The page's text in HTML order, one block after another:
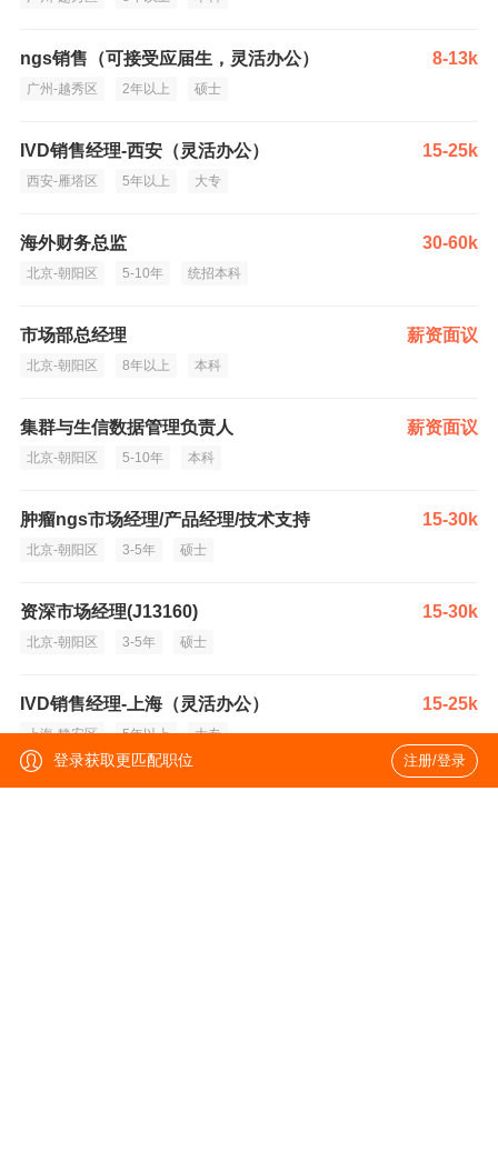
ngs销售（可接受应届生，灵活办公） 8-13k
广州-越秀区 2年以上 硕士
IVD销售经理-西安（灵活办公） 15-25k
西安-雁塔区 5年以上 大专
海外财务总监 30-60k
北京-朝阳区 5-10年 统招本科
市场部总经理 薪资面议
北京-朝阳区 8年以上 本科
集群与生信数据管理负责人 薪资面议
北京-朝阳区 5-10年 本科
肿瘤ngs市场经理/产品经理/技术支持 15-30k
北京-朝阳区 3-5年 硕士
资深市场经理(J13160) 15-30k
北京-朝阳区 3-5年 硕士
IVD销售经理-上海（灵活办公） 15-25k
上海-静安区 5年以上 大专
登录获取更匹配职位 注册/登录